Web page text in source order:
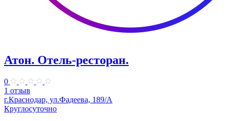
Атон. Отель-ресторан.
0
1 отзыв
г.Краснодар, ул.Фадеева, 189/А
Круглосуточно